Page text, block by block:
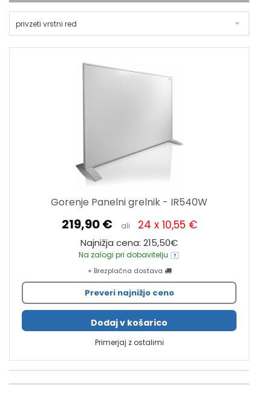
privzeti vrstni red
Gorenje Panelni grelnik - IR540W
219,90 € ali 24 x 10,55 €
Najnižja cena: 215,50€
Na zalogi pri dobavitelju
+ Brezplačna dostava
Preveri najnižjo ceno
Dodaj v košarico
Primerjaj z ostalimi